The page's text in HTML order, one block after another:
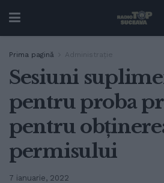
Prima pagină Administrație
Sesiuni
pentru proba
pentru
permisului
7 ianuarie, 2022